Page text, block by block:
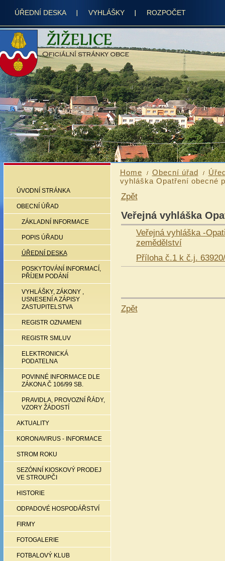
ÚŘEDNÍ DESKA VYHLÁŠKY ROZPOČET
ÚVODNÍ STRÁNKA
OBECNÍ ÚŘAD
ZÁKLADNÍ INFORMACE
POPIS ÚŘADU
ÚŘEDNÍ DESKA
POSKYTOVÁNÍ INFORMACÍ,
PŘÍJEM PODÁNÍ
VYHLÁŠKY, ZÁKONY ,
USNESENÍ A ZÁPISY
ZASTUPITELSTVA
REGISTR OZNAMENI
REGISTR SMLUV
ELEKTRONICKÁ
PODATELNA
POVINNÉ INFORMACE DLE
ZÁKONA Č 106/99 SB.
PRAVIDLA, PROVOZNÍ ŘÁDY,
VZORY ŽÁDOSTÍ
AKTUALITY
KORONAVIRUS - INFORMACE
STROM ROKU
SEZÓNNÍ KIOSKOVÝ PRODEJ
VE STROUPČI
HISTORIE
ODPADOVÉ HOSPODÁŘSTVÍ
FIRMY
FOTOGALERIE
FOTBALOVÝ KLUB
Home Obecní úřad
vyhláška Opatření obecné
Zpět
Veřejná vyhláška
Veřejná vyhláška -
zemědělství
Příloha č.1 k č.j.
Zpět